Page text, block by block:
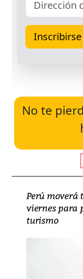
No te
Perú moverá
viernes para
turismo